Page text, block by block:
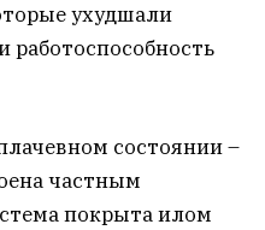
ухудшали
работоспособность
состоянии –
частным
покрыта илом